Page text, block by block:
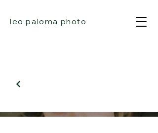
leo paloma photo